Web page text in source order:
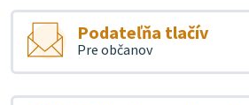
Podateľňa tlačív
Pre občanov